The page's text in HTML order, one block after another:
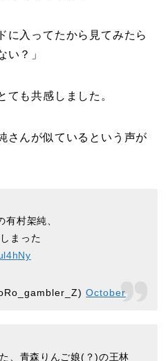
に入ってたから見てみたら
い？」
ても共感しました。
さんが似ているという声が
村架純、
まった
October
、青森りんご娘(？)の王林